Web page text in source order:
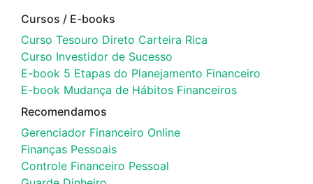
Cursos / E-books
Curso Tesouro Direto Carteira Rica
Curso Investidor de Sucesso
E-book 5 Etapas do Planejamento Financeiro
E-book Mudança de Hábitos Financeiros
Recomendamos
Gerenciador Financeiro Online
Finanças Pessoais
Controle Financeiro Pessoal